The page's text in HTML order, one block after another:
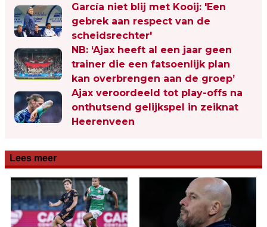
García niet blij met Kooij: 'Een
gebrek aan respect van de
scheidsrechter'
NB: ‘Ajax heeft al een jaar geen
trainer die een fatsoenlijk plan
kan overbrengen aan de groep’
Ajax veroordeeld tot play-offs na
onthutsend gelijkspel in zeiknat
Heerenveen